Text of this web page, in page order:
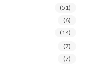
(51)
(6)
(14)
(7)
(7)